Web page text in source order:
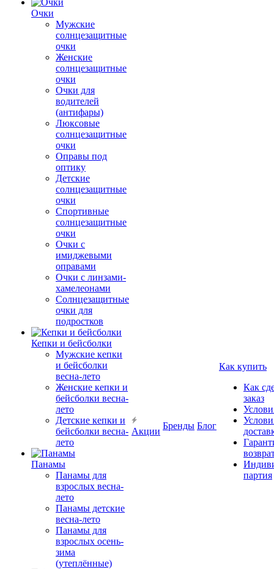
Очки
Мужские
солнцезащитные
очки
Женские
солнцезащитные
очки
Очки для
водителей
(антифары)
Люксовые
солнцезащитные
очки
Оправы под
оптику
Детские
солнцезащитные
очки
Спортивные
солнцезащитные
очки
Очки с
имиджевыми
оправами
Очки с линзами-
хамелеонами
Солнцезащитные
очки для
подростков
Кепки и бейсболки
Мужские кепки
и бейсболки
весна-лето
Женские кепки и
бейсболки весна-
лето
Детские кепки и
бейсболки весна-
лето
Панамы
Панамы для
взрослых весна-
лето
Панамы детские
весна-лето
Панамы для
взрослых осень-
зима
(утеплённые)
Акции
Бренды Блог
Как купить
Как
заказ
партия